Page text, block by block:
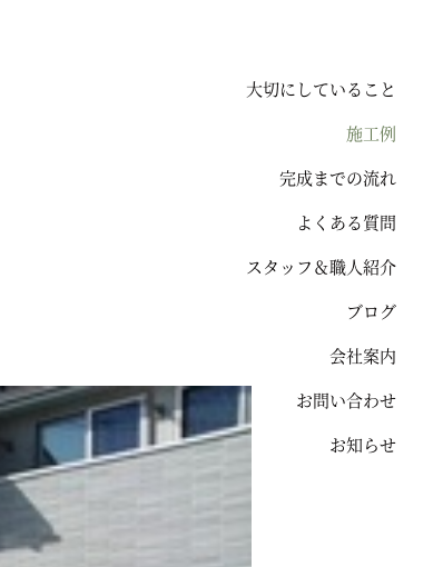
大切にしていること
施工例
完成までの流れ
よくある質問
スタッフ＆職人紹介
ブログ
会社案内
お問い合わせ
お知らせ